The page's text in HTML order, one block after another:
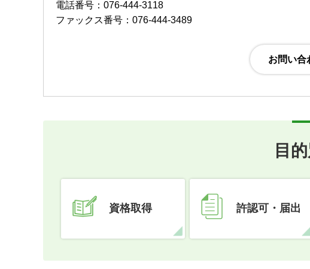
電話番号：076-444-3118
ファックス番号：076-444-3489
目
資格取得 許認可・届出